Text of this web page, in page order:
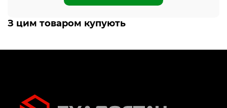
З цим товаром купують